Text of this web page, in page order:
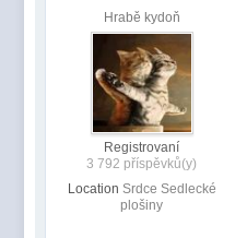
Hrabě kydoň
Registrovaní
3 792 příspěvků(y)
Location Srdce Sedlecké
plošiny